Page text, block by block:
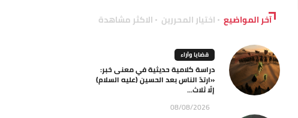
آخر المواضيع اختيار المحررين الاكثر مشاهدة
قضايا وآراء
دراسة كلامية حديثية في معنى خبر:
«ارتدّ الناس بعد الحسين (عليه السلام)
إلّا ثلاث...
08/08/2026